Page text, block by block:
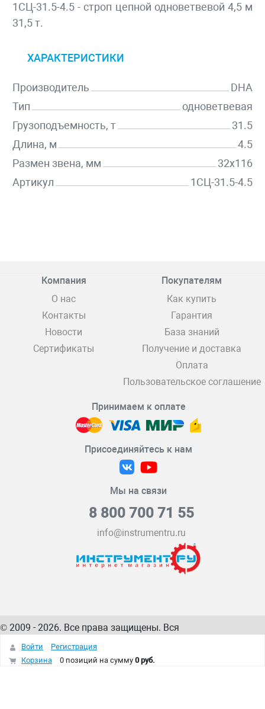
1СЦ-31.5-4.5 - строп цепной одноветвевой 4,5 м
31,5 т.
ХАРАКТЕРИСТИКИ
Производитель
DHA
Тип
одноветвевая
Грузоподъемность, т
31.5
Длина, м
4.5
Размен звена, мм
32х116
Артикул
1СЦ-31.5-4.5
Компания
О нас
Контакты
Новости
Сертификаты
Покупателям
Как купить
Гарантия
База знаний
Получение и доставка
Оплата
Пользовательское соглашение
Принимаем к оплате
Присоединяйтесь к нам
Мы на связи
8 800 700 71 55
info@instrumentru.ru
© 2009 - 2026. Все права защищены. Вся
информация на сайте – собственность
интернет-магазина
Войти
Регистрация
Корзина
0 позиций на сумму 0 руб.